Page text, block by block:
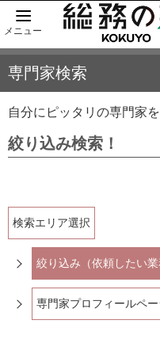
メニュー
専門家検索
自分にピッタリの専門家を
絞り込み検索！
検索エリア選択
絞り込み（依頼したい
専門家プロフィールペー